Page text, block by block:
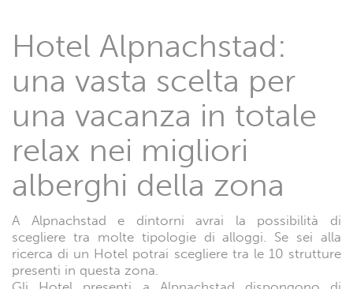
Hotel Alpnachstad:
una vasta scelta per
una vacanza in totale
relax nei migliori
alberghi della zona
A Alpnachstad e dintorni avrai la possibilità di
scegliere tra molte tipologie di alloggi. Se sei alla
ricerca di un Hotel potrai scegliere tra le 10 strutture
presenti in questa zona.